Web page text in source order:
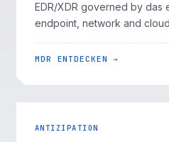
EDR/XDR governed by das
endpoint, network and
MDR ENTDECKEN →
ANTIZIPATION